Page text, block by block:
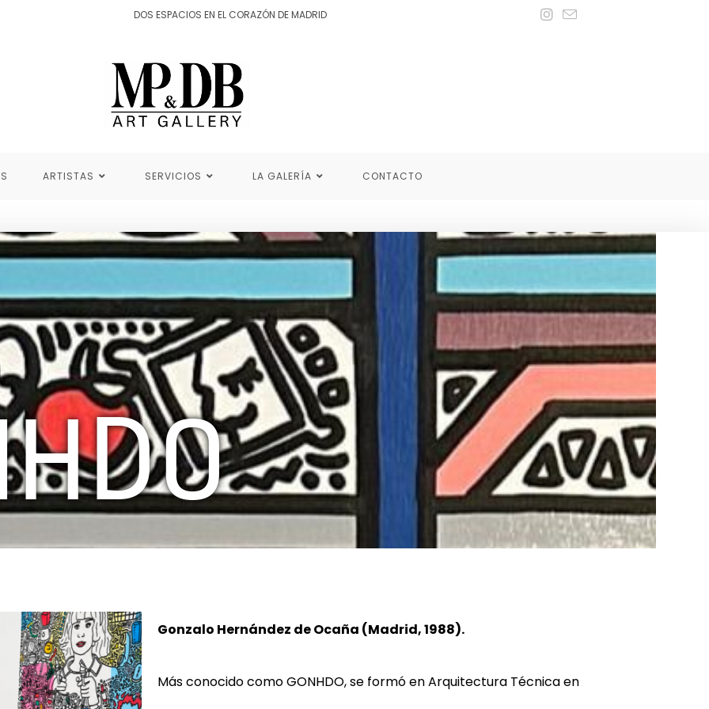
DOS ESPACIOS EN EL CORAZÓN DE MADRID
ARTISTAS SERVICIOS LA GALERÍA CONTACTO
Gonzalo Hernández de Ocaña (Madrid, 1988).
Más conocido como GONHDO, se formó en Arquitectura Técnica en